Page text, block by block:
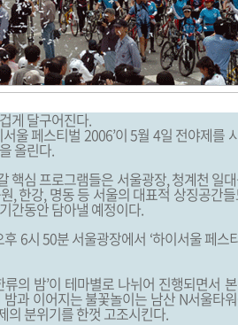
게 달구어진다.
울 페스티벌 2006’이 5월 4일 전야제를
올린다.
핵심 프로그램들은 서울광장, 청계천 일
, 한강, 명동 등 서울의 대표적 상징공간
간동안 담아낼 예정이다.
6시 50분 서울광장에서 ‘하이서울 페스
류의 밤’이 테마별로 나뉘어 진행되면서
과 이어지는 불꽃놀이는 남산 N서울타
의 분위기를 한껏 고조시킨다.